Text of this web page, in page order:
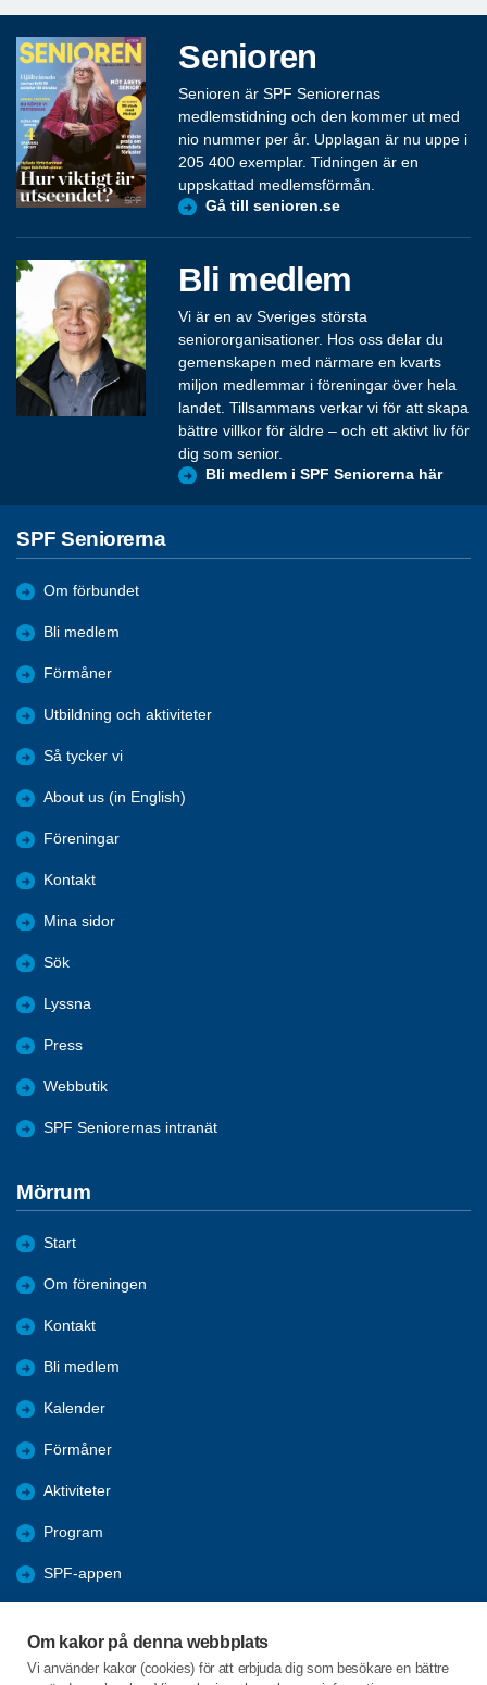
Om kakor på denna webbplats
Vi använder kakor (cookies) för att erbjuda dig som besökare en bättre
Senioren
Senioren är SPF Seniorernas
medlemstidning och den kommer ut med
nio nummer per år. Upplagan är nu uppe i
205 400 exemplar. Tidningen är en
uppskattad medlemsförmån.
Gå till senioren.se
Bli medlem
Vi är en av Sveriges största
seniororganisationer. Hos oss delar du
gemenskapen med närmare en kvarts
miljon medlemmar i föreningar över hela
landet. Tillsammans verkar vi för att skapa
bättre villkor för äldre – och ett aktivt liv för
dig som senior.
Bli medlem i SPF Seniorerna här
SPF Seniorerna
Om förbundet
Bli medlem
Förmåner
Utbildning och aktiviteter
Så tycker vi
About us (in English)
Föreningar
Kontakt
Mina sidor
Sök
Lyssna
Press
Webbutik
SPF Seniorernas intranät
Mörrum
Start
Om föreningen
Kontakt
Bli medlem
Kalender
Förmåner
Aktiviteter
Program
SPF-appen
Annonser